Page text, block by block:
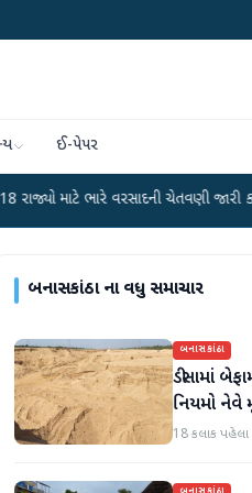
ઈ-પેપર
વરસાદની ચેતવણી જારી કરી ●
બનાસકાંઠાના વધુ સમાચાર
બનાસકાંઠા
ડીસામાં
નિયમો નેવે
સક્રિય, તંત્ર
18 કલાક પહેલા